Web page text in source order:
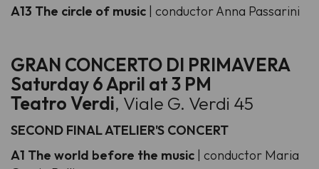
A13 The circle of music | conductor Anna Passarini
GRAN CONCERTO DI PRIMAVERA
Saturday 6 April at 3 PM
Teatro Verdi, Viale G. Verdi 45
SECOND FINAL ATELIER'S CONCERT
A1 The world before the music | conductor Maria